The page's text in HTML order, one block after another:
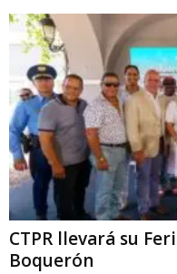
CTPR llevará su
Boquerón